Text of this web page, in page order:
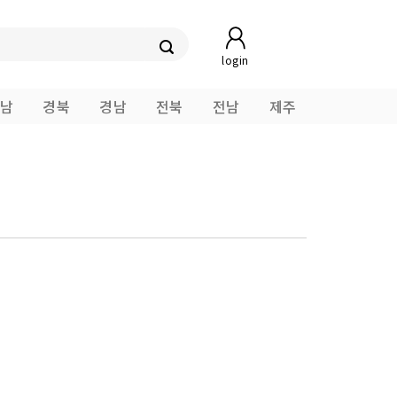
login
경북 경남 전북 전남 제주